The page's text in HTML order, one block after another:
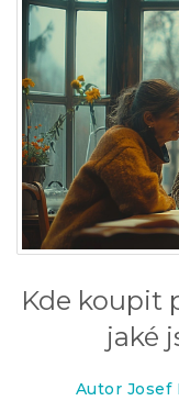
Kde koupit
jaké
Autor Josef